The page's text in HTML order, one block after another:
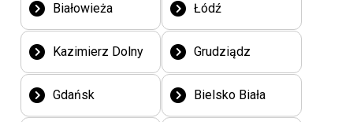
Białowieża Łódź
Kazimierz Dolny Grudziądz
Gdańsk Bielsko Biała